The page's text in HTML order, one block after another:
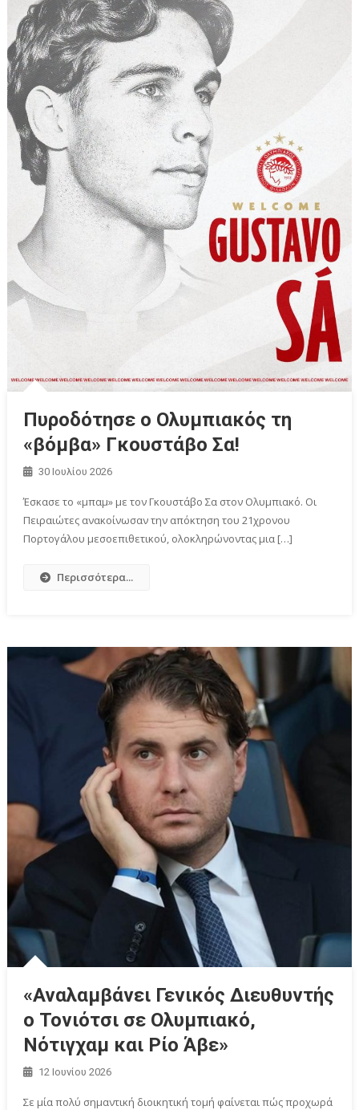
Πυροδότησε ο Ολυμπιακός τη
«βόμβα» Γκουστάβο Σα!
30 Ιουλίου 2026
Έσκασε το «μπαμ» με τον Γκουστάβο Σα στον Ολυμπιακό. Οι
Πειραιώτες ανακοίνωσαν την απόκτηση του 21χρονου
Πορτογάλου μεσοεπιθετικού, ολοκληρώνοντας μια […]
Περισσότερα...
«Αναλαμβάνει Γενικός Διευθυντής
ο Τονιότσι σε Ολυμπιακό,
Νότιγχαμ και Ρίο Άβε»
12 Ιουνίου 2026
Σε μία πολύ σημαντική διοικητική τομή φαίνεται πώς προχωρά